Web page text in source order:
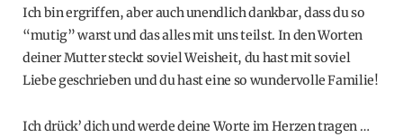
Ich bin ergriffen, aber auch unendlich dankbar, dass du so
“mutig” warst und das alles mit uns teilst. In den Worten
deiner Mutter steckt soviel Weisheit, du hast mit soviel
Liebe geschrieben und du hast eine so wundervolle Familie!
Ich drück’ dich und werde deine Worte im Herzen tragen …